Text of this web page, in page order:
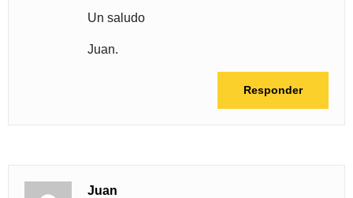
Un saludo
Juan.
Responder
Juan